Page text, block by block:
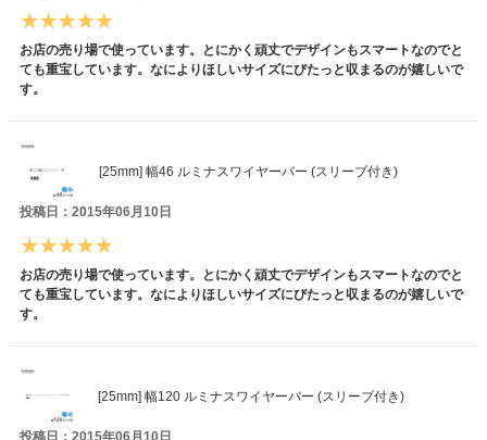
お店の売り場で使っています。とにかく頑丈でデザインもスマートなのでと
ても重宝しています。なによりほしいサイズにびたっと収まるのが嬉しいで
す。
[25mm] 幅46 ルミナスワイヤーバー (スリーブ付き)
投稿日：2015年06月10日
お店の売り場で使っています。とにかく頑丈でデザインもスマートなのでと
ても重宝しています。なによりほしいサイズにびたっと収まるのが嬉しいで
す。
[25mm] 幅120 ルミナスワイヤーバー (スリーブ付き)
投稿日：2015年06月10日